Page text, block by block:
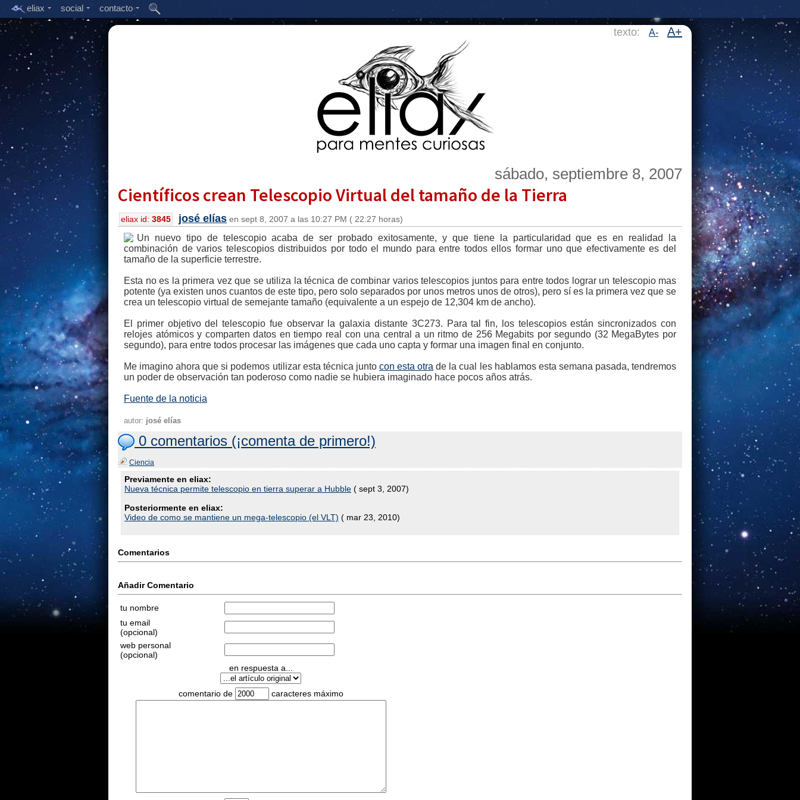
eliax social contacto
texto: A- A+
sábado, septiembre 8, 2007
Científicos crean Telescopio Virtual del tamaño de la Tierra
eliax id: 3845 josé elías en sept 8, 2007 a las 10:27 PM ( 22:27 horas)
Un nuevo tipo de telescopio acaba de ser probado exitosamente, y que tiene la particularidad que es en realidad la
combinación de varios telescopios distribuidos por todo el mundo para entre todos ellos formar uno que efectivamente es del
tamaño de la superficie terrestre.
Esta no es la primera vez que se utiliza la técnica de combinar varios telescopios juntos para entre todos lograr un telescopio mas
potente (ya existen unos cuantos de este tipo, pero solo separados por unos metros unos de otros), pero sí es la primera vez que se
crea un telescopio virtual de semejante tamaño (equivalente a un espejo de 12,304 km de ancho).
El primer objetivo del telescopio fue observar la galaxia distante 3C273. Para tal fin, los telescopios están sincronizados con
relojes atómicos y comparten datos en tiempo real con una central a un ritmo de 256 Megabits por segundo (32 MegaBytes por
segundo), para entre todos procesar las imágenes que cada uno capta y formar una imagen final en conjunto.
Me imagino ahora que si podemos utilizar esta técnica junto con esta otra de la cual les hablamos esta semana pasada, tendremos
un poder de observación tan poderoso como nadie se hubiera imaginado hace pocos años atrás.
Fuente de la noticia
autor: josé elías
0 comentarios (¡comenta de primero!)
Ciencia
Previamente en eliax:
Nueva técnica permite telescopio en tierra superar a Hubble ( sept 3, 2007)
Posteriormente en eliax:
Video de como se mantiene un mega-telescopio (el VLT) ( mar 23, 2010)
Comentarios
Añadir Comentario
tu nombre
tu email
(opcional)
web personal
(opcional)
en respuesta a...
comentario de caracteres máximo